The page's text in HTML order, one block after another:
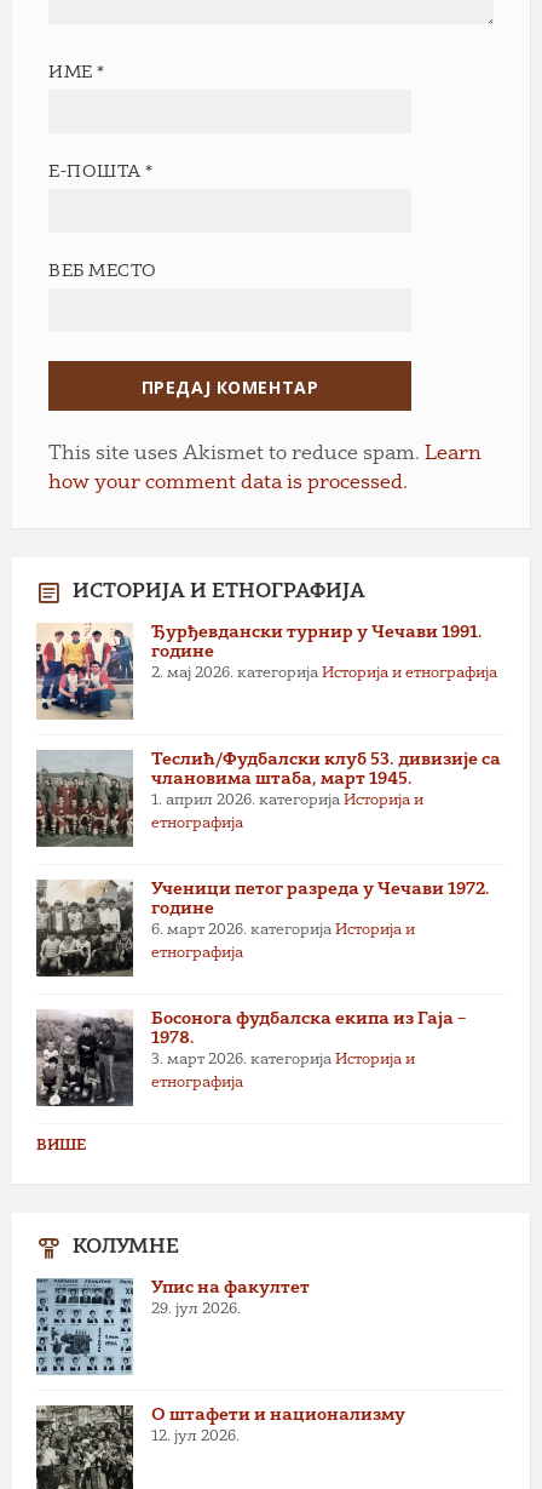
ИМЕ*
Е-ПОШТА*
ВЕБ МЕСТО
This site uses Akismet to reduce spam. Learn
how your comment data is processed.
ИСТОРИЈА И ЕТНОГРАФИЈА
Ђурђевдански турнир у Чечави 1991.
године
2. мај 2026. категорија Историја и етнографија
Теслић/Фудбалски клуб 53. дивизије са
члановима штаба, март 1945.
1. април 2026. категорија Историја и
етнографија
Ученици петог разреда у Чечави 1972.
године
6. март 2026. категорија Историја и
етнографија
Босонога фудбалска екипа из Гаја –
1978.
3. март 2026. категорија Историја и
етнографија
ВИШЕ
КОЛУМНЕ
Упис на факултет
29. јул 2026.
О штафети и национализму
12. јул 2026.